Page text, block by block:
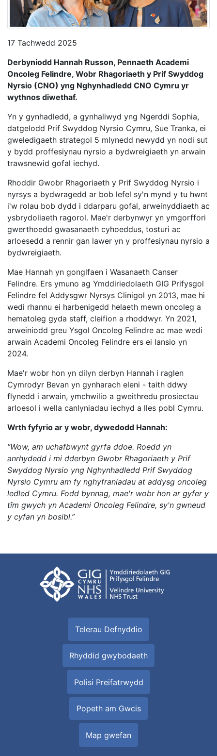
17 Tachwedd 2025
Derbyniodd Hannah Russon, Pennaeth Academi
Oncoleg Felindre, Wobr Rhagoriaeth y Prif Swyddog
Nyrsio (CNO) yng Nghynhadledd CNO Cymru yr
wythnos diwethaf.
Yn y gynhadledd, a gynhaliwyd yng Ngerddi Sophia,
datgelodd Prif Swyddog Nyrsio Cymru, Sue Tranka, ei
gweledigaeth strategol 5 mlynedd newydd yn nodi sut
y bydd proffesiynau nyrsio a bydwreigiaeth yn arwain
trawsnewid gofal iechyd.
Rhoddir Gwobr Rhagoriaeth y Prif Swyddog Nyrsio i
nyrsys a bydwragedd ar bob lefel sy'n mynd y tu hwnt
i'w rolau bob dydd i ddarparu gofal, arweinyddiaeth ac
ysbrydoliaeth ragorol. Mae'r derbynwyr yn ymgorffori
gwerthoedd gwasanaeth cyhoeddus, tosturi ac
arloesedd a rennir gan lawer yn y proffesiynau nyrsio a
bydwreigiaeth.
Mae Hannah yn gonglfaen i Wasanaeth Canser
Felindre. Ers ymuno ag Ymddiriedolaeth GIG Prifysgol
Felindre fel Addysgwr Nyrsys Clinigol yn 2013, mae hi
wedi rhannu ei harbenigedd helaeth mewn oncoleg a
hematoleg gyda staff, cleifion a rhoddwyr. Yn 2021,
arweiniodd greu Ysgol Oncoleg Felindre ac mae wedi
arwain Academi Oncoleg Felindre ers ei lansio yn
2024.
Mae'r wobr hon yn dilyn derbyn Hannah i raglen
Cymrodyr Bevan yn gynharach eleni - taith ddwy
flynedd i arwain, ymchwilio a gweithredu prosiectau
arloesol i wella canlyniadau iechyd a lles pobl Cymru.
Wrth fyfyrio ar y wobr, dywedodd Hannah:
“Wow, am uchafbwynt gyrfa ddoe. Roedd yn
anrhydedd i mi dderbyn Gwobr Rhagoriaeth y Prif
Swyddog Nyrsio yng Nghynhadledd Prif Swyddog
Nyrsio Cymru am fy nghyfraniadau at addysg oncoleg
ledled Cymru. Fodd bynnag, mae'r wobr hon ar gyfer y
tîm gwych yn Academi Oncoleg Felindre, sy'n gwneud
y cyfan yn bosibl.”
Telerau Defnyddio
Rhyddid gwybodaeth
Polisi Preifatrwydd
Popeth am Gwcis
Map gwefan